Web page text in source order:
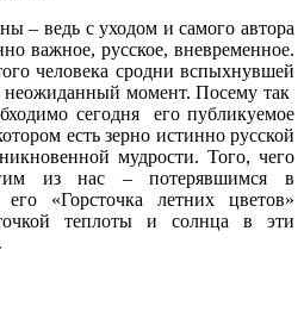
– ведь с уходом и самого автора
важное, русское, вневременное.
человека сродни вспыхнувшей
момент. Посему так
сегодня его публикуемое
есть зерно истинно русской
мудрости. Того, чего
из нас – потерявшимся в
«Горсточка летних цветов»
теплоты и солнца в эти